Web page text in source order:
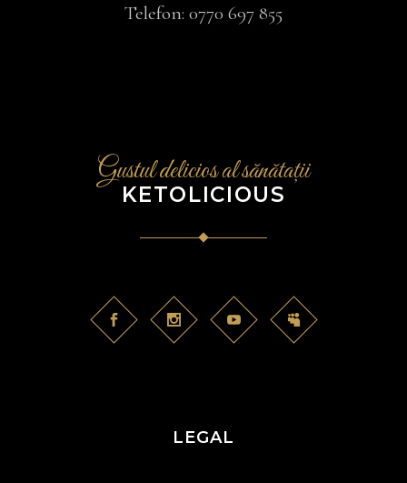
Telefon: 0770 697 855
Gustul delicios al sănătații
KETOLICIOUS
LEGAL